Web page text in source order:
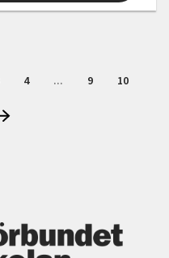
4 ... 9 10